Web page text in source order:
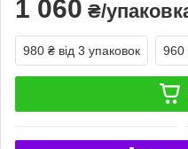
1 060 ₴/
980 ₴ від 3 упаковок 960